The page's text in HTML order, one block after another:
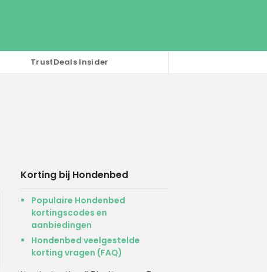
TrustDeals Insider
Korting bij Hondenbed
Populaire Hondenbed
kortingscodes en
aanbiedingen
Hondenbed veelgestelde
korting vragen (FAQ)